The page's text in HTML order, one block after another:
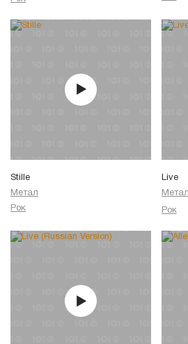
Stille
Метал
Рок
Live
Метал
Рок